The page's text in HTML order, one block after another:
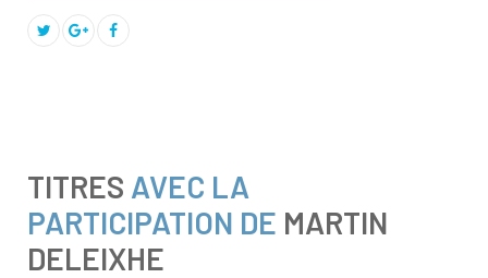
TITRES AVEC LA
PARTICIPATION DE MARTIN
DELEIXHE